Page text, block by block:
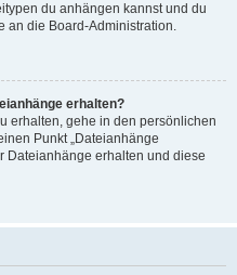
du anhängen kannst und du
an die Board-Administration.
erhalten?
erhalten, gehe in den persönlichen
Punkt „Dateianhänge
Dateianhänge erhalten und diese